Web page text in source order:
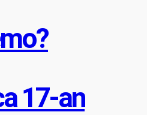
17-an